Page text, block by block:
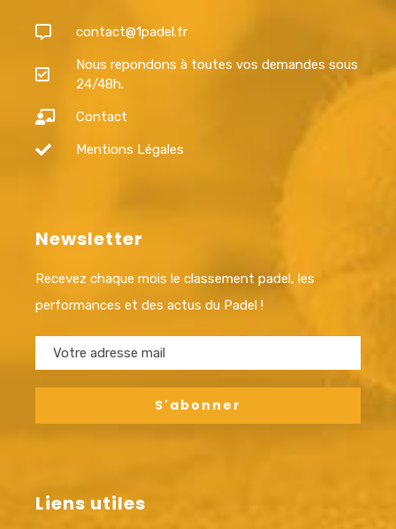
contact@1padel.fr
Nous repondons à toutes vos demandes sous
24/48h.
Contact
Mentions Légales
Newsletter
Recevez chaque mois le classement padel, les
performances et des actus du Padel !
Liens utiles